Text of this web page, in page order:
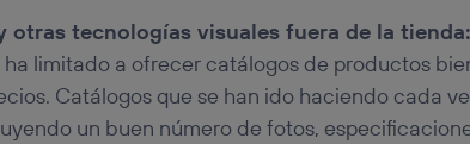
otras tecnologías visuales fuera de la tienda:
limitado a ofrecer catálogos de productos
Catálogos que se han ido haciendo cada
un buen número de fotos,